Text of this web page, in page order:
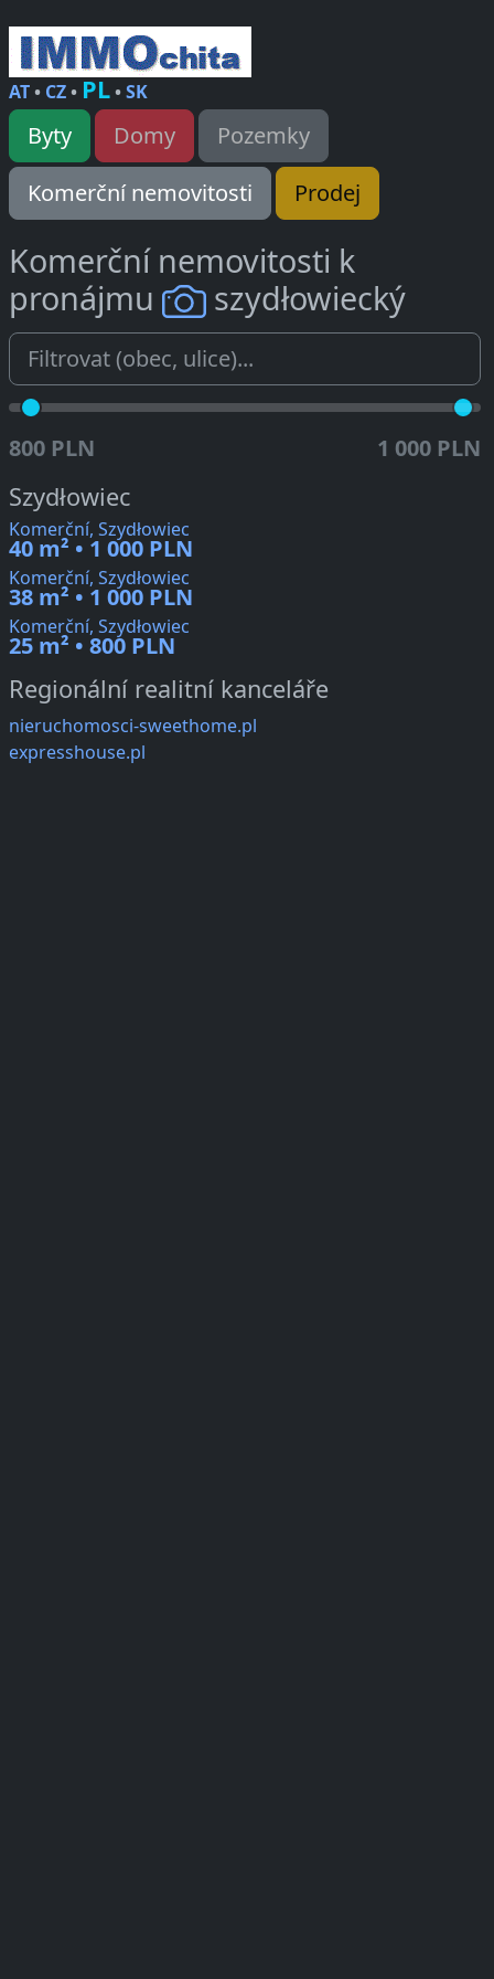
AT• CZ• PL•SK
Byty Domy
Pozemky
Komerční nemovitosti
Prodej
Komerční nemovitosti k
pronájmu
szydłowiecký
800 PLN 1 000 PLN
Szydłowiec
Komerční, Szydłowiec
40 m² • 1 000 PLN
Komerční, Szydłowiec
38 m² • 1 000 PLN
Komerční, Szydłowiec
25 m² • 800 PLN
Regionální realitní kanceláře
nieruchomosci-sweethome.pl
expresshouse.pl